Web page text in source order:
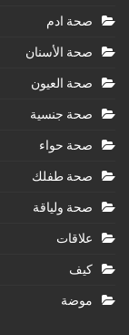
صحة ادم
صحة الأسنان
صحة العيون
صحة جنسية
صحة حواء
صحة طفلك
صحة ولياقة
علاقات
كيف
موضة